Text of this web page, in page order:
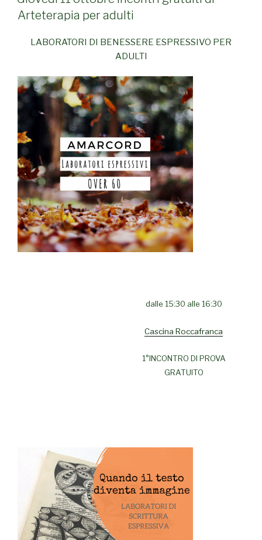
Arteterapia per adulti
LABORATORI DI BENESSERE ESPRESSIVO PER
ADULTI
dalle 15:30 alle 16:30
Cascina Roccafranca
1°INCONTRO DI PROVA
GRATUITO